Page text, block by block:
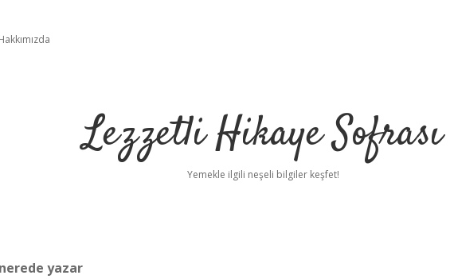
Lezzetli Hikaye Sofrası
Yemekle ilgili neşeli bilgiler keşfet!
yazar